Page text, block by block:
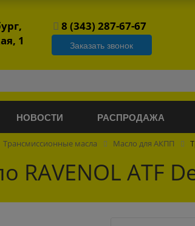
1
8 (343) 287-67-67
Заказать звонок
НОВОСТИ РАСПРОДАЖА
Трансмиссионные масла Масло для АКПП
RAVENOL ATF